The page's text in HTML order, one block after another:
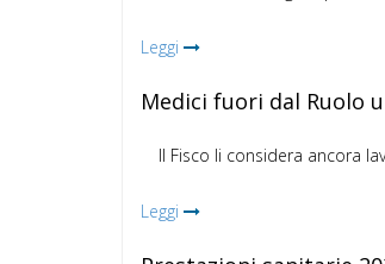
Leggi
Medici fuori dal Ruolo
Il Fisco li considera ancora
Leggi